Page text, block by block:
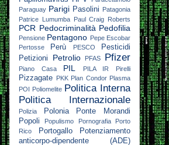
Paraguay Parigi Pasolini Patagonia
Patrice Lumumba
Paul Craig Roberts
PCR Pedocriminalità Pedofilia
Pensione Pentagono Pepe Escobar
Pertosse
Perù PESCO
Pesticidi
Petizioni
Petrolio PFAS Pfizer
Piano Casa PIL PILA IR Pirelli
Pizzagate PKK Plan Condor Plasma
POI Poliomelite Politica Interna
Politica Internazionale
Polizia Polonia
Ponte Morandi
Popoli
Populismo Pornografia
Porto
Rico
Portogallo
Potenziamento
anticorpo-dipendente (ADE)